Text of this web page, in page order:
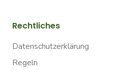
Rechtliches
Datenschutzerklärung
Regeln